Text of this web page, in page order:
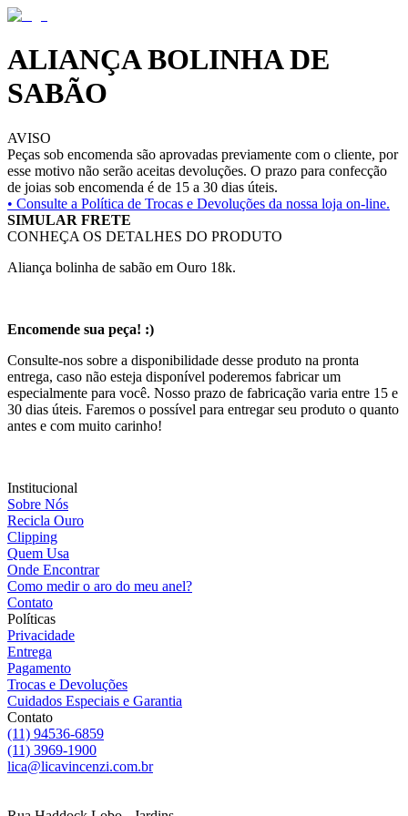
ALIANÇA BOLINHA DE
SABÃO
AVISO
Peças sob encomenda são aprovadas previamente com o cliente, por
esse motivo não serão aceitas devoluções. O prazo para confecção
de joias sob encomenda é de 15 a 30 dias úteis.
• Consulte a Política de Trocas e Devoluções da nossa loja on-line.
SIMULAR FRETE
CONHEÇA OS DETALHES DO PRODUTO
Aliança bolinha de sabão em Ouro 18k.
Encomende sua peça! :)
Consulte-nos sobre a disponibilidade desse produto na pronta
entrega, caso não esteja disponível poderemos fabricar um
especialmente para você. Nosso prazo de fabricação varia entre 15 e
30 dias úteis. Faremos o possível para entregar seu produto o quanto
antes e com muito carinho!
Institucional
Sobre Nós
Recicla Ouro
Clipping
Quem Usa
Onde Encontrar
Como medir o aro do meu anel?
Contato
Políticas
Privacidade
Entrega
Pagamento
Trocas e Devoluções
Cuidados Especiais e Garantia
Contato
(11) 94536-6859
(11) 3969-1900
lica@licavincenzi.com.br